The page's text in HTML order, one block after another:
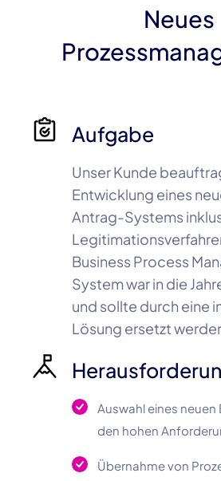
Neues
Aufgabe
Unser Kunde
Entwicklung eines
Antrag-Systems
Business Process
Systemwar in die
und sollte durch eine
Lösung ersetzt
Auswahl eines
den hohen
Übernahme von